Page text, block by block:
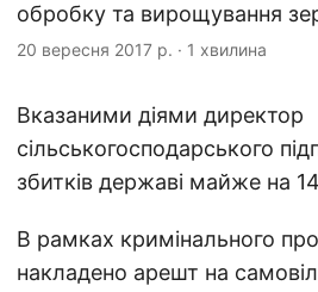
обробку та вирощування
20 вересня 2017 р. · 1 хвилина
Вказаними діями директор
сільськогосподарського
збитків державі майже на
В рамках кримінального
накладено арешт на